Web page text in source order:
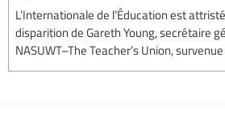
L’Internationale de l’Éducation est
disparition de Gareth Young, secrétaire
NASUWT–The Teacher’s Union,